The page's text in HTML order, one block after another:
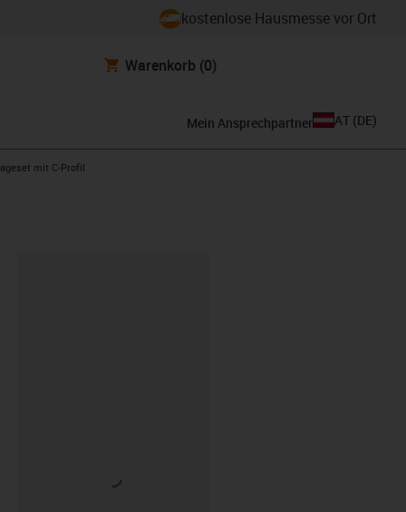
kostenlose Hausmesse vor Ort
Warenkorb (0)
Mein Ansprechpartner AT (DE)
mit C-Profil